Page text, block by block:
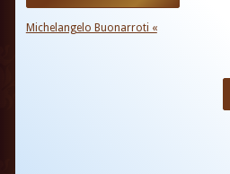
Michelangelo Buonarroti «